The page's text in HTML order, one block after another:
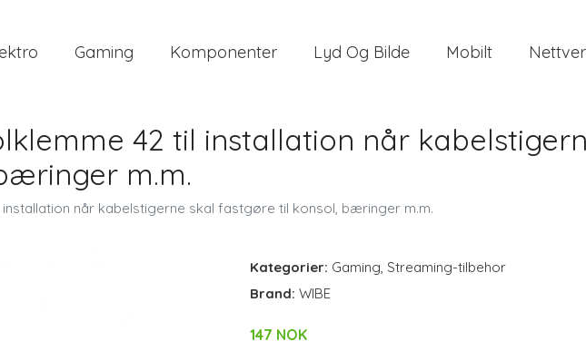
Gaming Komponenter Lyd Og Bilde Mobilt
42 til installation når
m.m.
installation når kabelstigerne skal fastgøre til konsol, bæringer m.m.
Kategorier: Gaming, Streaming-tilbehor
Brand: WIBE
147 NOK